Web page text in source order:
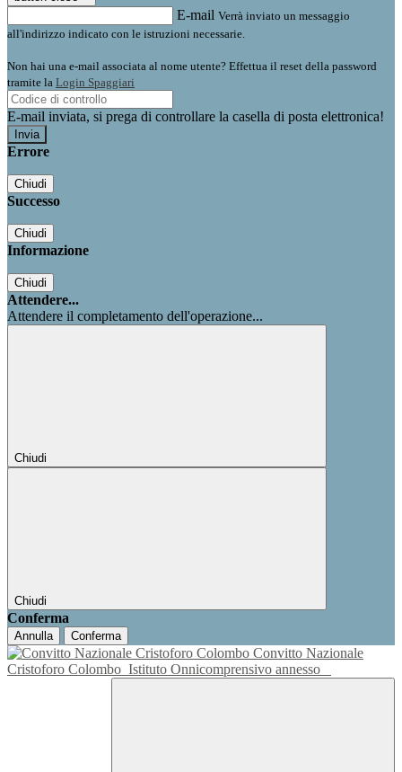
E-mail Verrà inviato un messaggio
all'indirizzo indicato con le istruzioni necessarie.
Non hai una e-mail associata al nome utente? Effettua il reset della password
tramite la Login Spaggiari
E-mail inviata, si prega di controllare la casella di posta elettronica!
Errore
Chiudi
Successo
Chiudi
Informazione
Chiudi
Attendere...
Attendere il completamento dell'operazione...
Chiudi
Chiudi
Conferma
Annulla Conferma
Convitto Nazionale
Cristoforo Colombo Istituto Onnicomprensivo annesso